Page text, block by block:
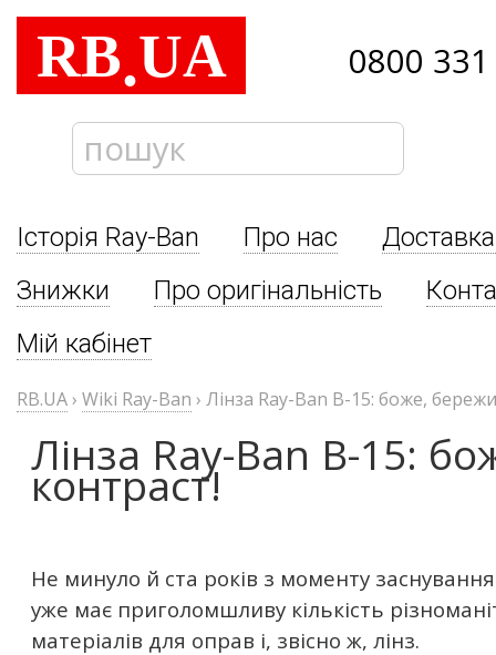
RB.UA 0800
Історія Ray-Ban Про нас
Знижки
Про оригінальність
Мій кабінет
RB.UA› Wiki Ray-Ban › Лінза Ray-Ban B-15: боже,
Лінза Ray-Ban B-15:
контраст!
Не минуло й ста років з моменту
уже має приголомшливу кількість
матеріалів для оправ і, звісно ж, лінз.